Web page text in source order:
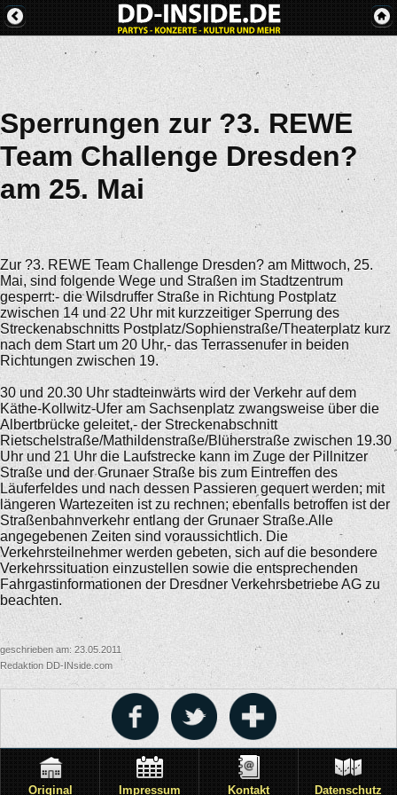
Sperrungen zur ?3. REWE
Team Challenge Dresden?
am 25. Mai
Zur ?3. REWE Team Challenge Dresden? am Mittwoch, 25.
Mai, sind folgende Wege und Straßen im Stadtzentrum
gesperrt:- die Wilsdruffer Straße in Richtung Postplatz
zwischen 14 und 22 Uhr mit kurzzeitiger Sperrung des
Streckenabschnitts Postplatz/Sophienstraße/Theaterplatz kurz
nach dem Start um 20 Uhr,- das Terrassenufer in beiden
Richtungen zwischen 19.
30 und 20.30 Uhr stadteinwärts wird der Verkehr auf dem
Käthe-Kollwitz-Ufer am Sachsenplatz zwangsweise über die
Albertbrücke geleitet,- der Streckenabschnitt
Rietschelstraße/Mathildenstraße/Blüherstraße zwischen 19.30
Uhr und 21 Uhr die Laufstrecke kann im Zuge der Pillnitzer
Straße und der Grunaer Straße bis zum Eintreffen des
Läuferfeldes und nach dessen Passieren gequert werden; mit
längeren Wartezeiten ist zu rechnen; ebenfalls betroffen ist der
Straßenbahnverkehr entlang der Grunaer Straße.Alle
angegebenen Zeiten sind voraussichtlich. Die
Verkehrsteilnehmer werden gebeten, sich auf die besondere
Verkehrssituation einzustellen sowie die entsprechenden
Fahrgastinformationen der Dresdner Verkehrsbetriebe AG zu
beachten.
geschrieben am: 23.05.2011
Redaktion DD-INside.com
Original Impressum Kontakt Datenschutz